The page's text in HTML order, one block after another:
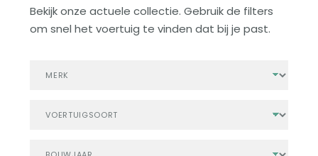
Bekijk onze actuele collectie. Gebruik de filters
om snel het voertuig te vinden dat bij je past.